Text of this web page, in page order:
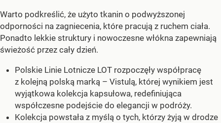
Warto podkreślić, że użyto tkanin o podwyższonej
odporności na zagniecenia, które pracują z ruchem ciała.
Ponadto lekkie struktury i nowoczesne włókna zapewniają
świeżość przez cały dzień.
Polskie Linie Lotnicze LOT rozpoczęły współpracę
z kolejną polską marką – Vistulą, której wynikiem jest
wyjątkowa kolekcja kapsułowa, redefiniująca
współczesne podejście do elegancji w podróży.
Kolekcja powstała z myślą o tych, którzy żyją w drodze